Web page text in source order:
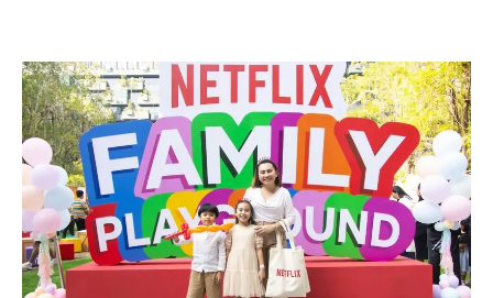
Knowledge
Insurance
VDO
Event & Activities